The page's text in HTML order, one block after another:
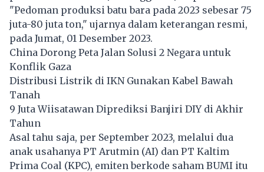
"Pedoman produksi batu bara pada 2023 sebesar 75
juta-80 juta ton," ujarnya dalam keterangan resmi,
pada Jumat, 01 Desember 2023.
China Dorong Peta Jalan Solusi 2 Negara untuk
Konflik Gaza
Distribusi Listrik di IKN Gunakan Kabel Bawah
Tanah
9 Juta Wiisatawan Diprediksi Banjiri DIY di Akhir
Tahun
Asal tahu saja, per September 2023, melalui dua
anak usahanya PT Arutmin (AI) dan PT Kaltim
Prima Coal (KPC), emiten berkode saham BUMI itu